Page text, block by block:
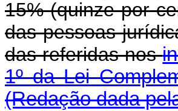
15% (quinze por
das pessoas
das referidas nos
1º da Lei
(Redação dada